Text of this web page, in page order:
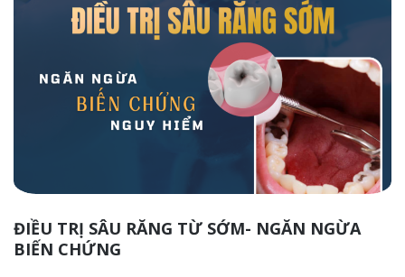
ĐIỀU TRỊ SÂU RĂNG TỪ SỚM- NGĂN NGỪA
BIẾN CHỨNG